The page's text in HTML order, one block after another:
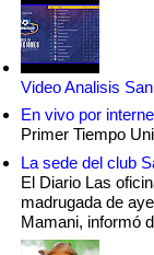
Video Analisis
En vivo por
Primer Tiempo
La sede del club
El Diario Las
madrugada de
Mamani, informó